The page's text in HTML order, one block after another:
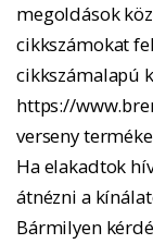
megoldások
cikkszámokat
cikkszámalapú
https://
verseny
Ha elakadtok
átnézni a
Bármilyen